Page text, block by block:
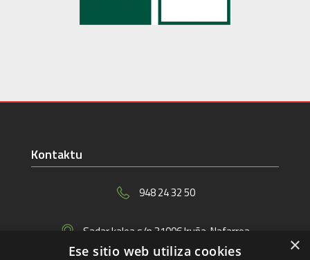
Kontaktu
948 24 32 50
Sadar kalea s/n 31006 Iruña. Nafarroa.
Harremanetarako formularioa
×
Ese sitio web utiliza cookies